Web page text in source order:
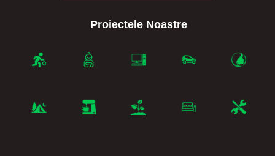
Proiectele Noastre